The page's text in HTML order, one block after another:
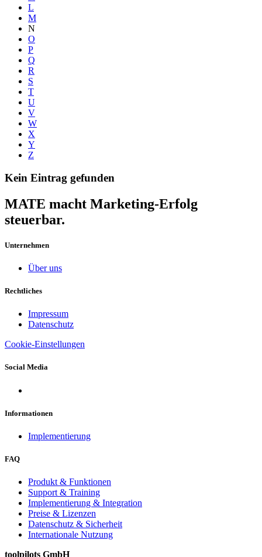
L
M
N
O
P
Q
R
S
T
U
V
W
X
Y
Z
Kein Eintrag gefunden
MATE macht Marketing-Erfolg
steuerbar.
Unternehmen
Über uns
Rechtliches
Impressum
Datenschutz
Cookie-Einstellungen
Social Media
Informationen
Implementierung
FAQ
Produkt & Funktionen
Support & Training
Implementierung & Integration
Preise & Lizenzen
Datenschutz & Sicherheit
Internationale Nutzung
toolpilots GmbH